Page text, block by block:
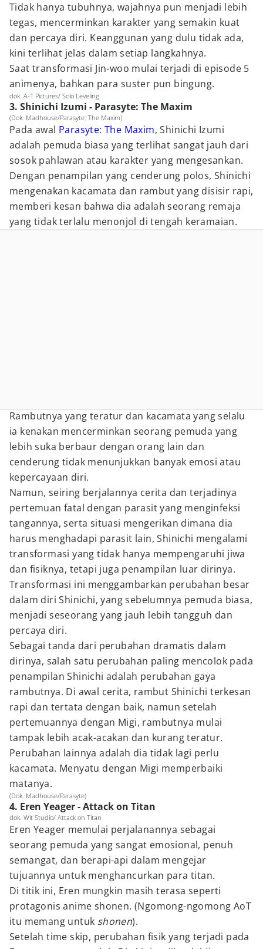
Tidak hanya tubuhnya, wajahnya pun menjadi lebih
tegas, mencerminkan karakter yang semakin kuat
dan percaya diri. Keanggunan yang dulu tidak ada,
kini terlihat jelas dalam setiap langkahnya.
Saat transformasi Jin-woo mulai terjadi di episode 5
animenya, bahkan para suster pun bingung.
dok. A-1 Pictures/ Solo Leveling
3. Shinichi Izumi - Parasyte: The Maxim
(Dok. Madhouse/Parasyte: The Maxim)
Pada awal Parasyte: The Maxim, Shinichi Izumi
adalah pemuda biasa yang terlihat sangat jauh dari
sosok pahlawan atau karakter yang mengesankan.
Dengan penampilan yang cenderung polos, Shinichi
mengenakan kacamata dan rambut yang disisir rapi,
memberi kesan bahwa dia adalah seorang remaja
yang tidak terlalu menonjol di tengah keramaian.
Rambutnya yang teratur dan kacamata yang selalu
ia kenakan mencerminkan seorang pemuda yang
lebih suka berbaur dengan orang lain dan
cenderung tidak menunjukkan banyak emosi atau
kepercayaan diri.
Namun, seiring berjalannya cerita dan terjadinya
pertemuan fatal dengan parasit yang menginfeksi
tangannya, serta situasi mengerikan dimana dia
harus menghadapi parasit lain, Shinichi mengalami
transformasi yang tidak hanya mempengaruhi jiwa
dan fisiknya, tetapi juga penampilan luar dirinya.
Transformasi ini menggambarkan perubahan besar
dalam diri Shinichi, yang sebelumnya pemuda biasa,
menjadi seseorang yang jauh lebih tangguh dan
percaya diri.
Sebagai tanda dari perubahan dramatis dalam
dirinya, salah satu perubahan paling mencolok pada
penampilan Shinichi adalah perubahan gaya
rambutnya. Di awal cerita, rambut Shinichi terkesan
rapi dan tertata dengan baik, namun setelah
pertemuannya dengan Migi, rambutnya mulai
tampak lebih acak-acakan dan kurang teratur.
Perubahan lainnya adalah dia tidak lagi perlu
kacamata. Menyatu dengan Migi memperbaiki
matanya.
(Dok. Madhouse/Parasyte)
4. Eren Yeager - Attack on Titan
dok. Wit Studio/ Attack on Titan
Eren Yeager memulai perjalanannya sebagai
seorang pemuda yang sangat emosional, penuh
semangat, dan berapi-api dalam mengejar
tujuannya untuk menghancurkan para titan.
Di titik ini, Eren mungkin masih terasa seperti
protagonis anime shonen. (Ngomong-ngomong AoT
itu memang untuk shonen).
Setelah time skip, perubahan fisik yang terjadi pada